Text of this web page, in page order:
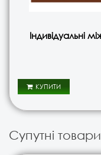
Індивідуальні
КУПИТИ
Супутні товари